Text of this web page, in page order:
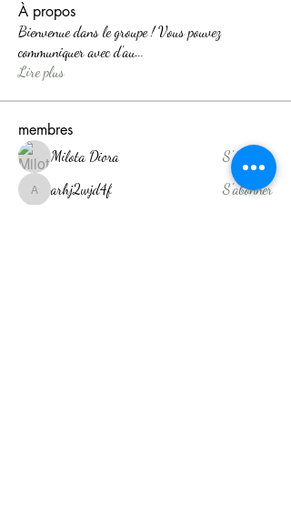
À propos
Bienvenue dans le groupe ! Vous pouvez
communiquer avec d'au...
Lire plus
membres
Milota Diora S'abonner
arhj2wjd4f
arhj2wjd4f
S'abonner